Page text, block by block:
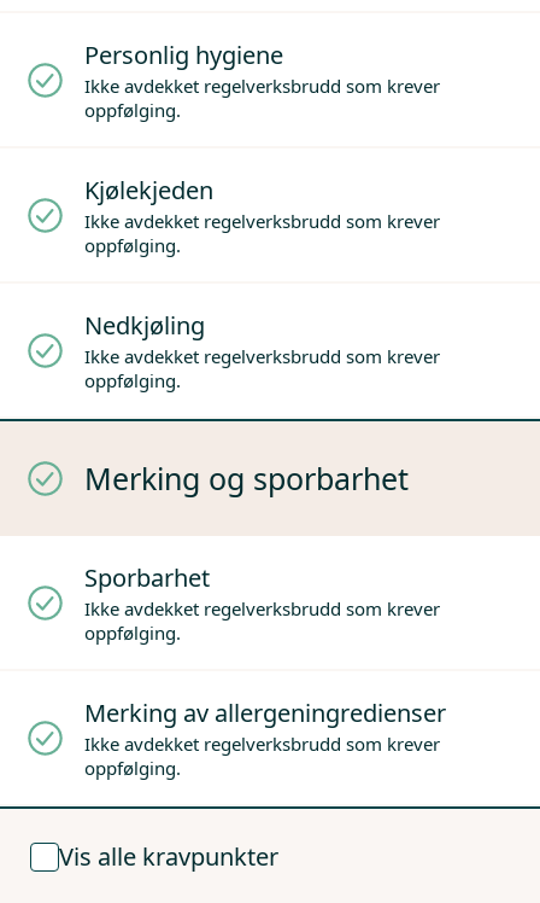
Personlig hygiene
Ikke avdekket regelverksbrudd som krever
oppfølging.
Kjølekjeden
Ikke avdekket regelverksbrudd som krever
oppfølging.
Nedkjøling
Ikke avdekket regelverksbrudd som krever
oppfølging.
Merking og sporbarhet
Sporbarhet
Ikke avdekket regelverksbrudd som krever
oppfølging.
Merking av allergeningredienser
Ikke avdekket regelverksbrudd som krever
oppfølging.
Vis alle kravpunkter